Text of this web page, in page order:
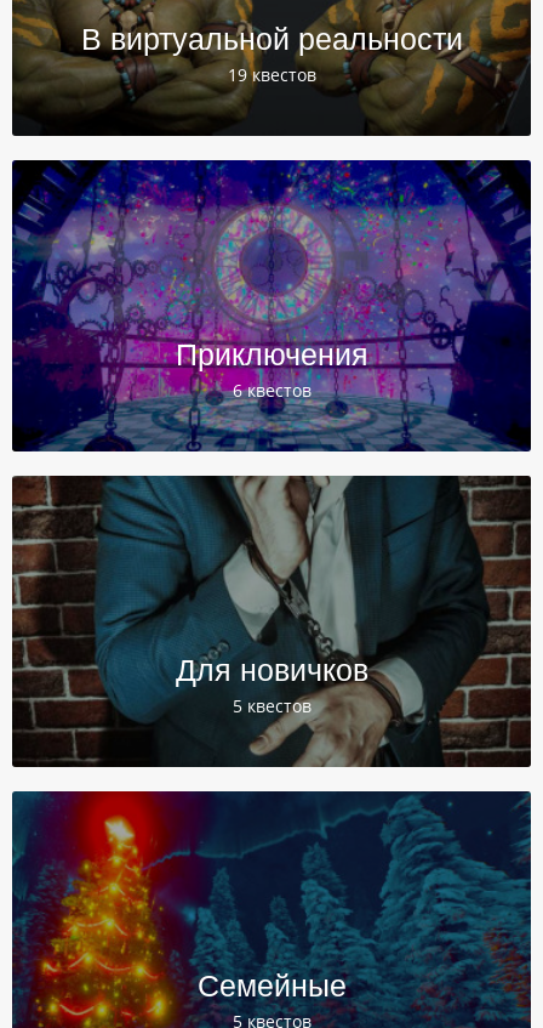
В виртуальной реальности
19 квестов
Приключения
6 квестов
Для новичков
5 квестов
Семейные
5 квестов